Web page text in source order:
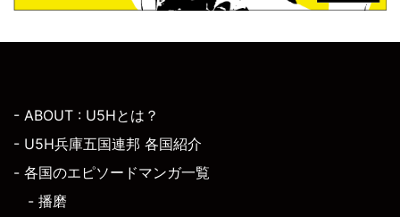
- ABOUT : U5Hとは？
- U5H兵庫五国連邦 各国紹介
- 各国のエピソードマンガ一覧
- 播磨